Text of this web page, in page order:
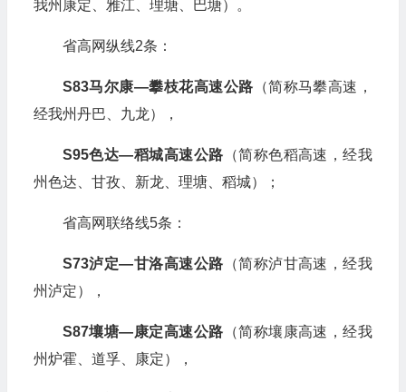
我州康定、雅江、理塘、巴塘）。
省高网纵线2条：
S83马尔康—攀枝花高速公路 （简称马攀高速，
经我州丹巴、九龙），
S95色达—稻城高速公路 （简称色稻高速，经我
州色达、甘孜、新龙、理塘、稻城）；
省高网联络线5条：
S73泸定—甘洛高速公路 （简称泸甘高速，经我
州泸定），
S87壤塘—康定高速公路 （简称壤康高速，经我
州炉霍、道孚、康定），